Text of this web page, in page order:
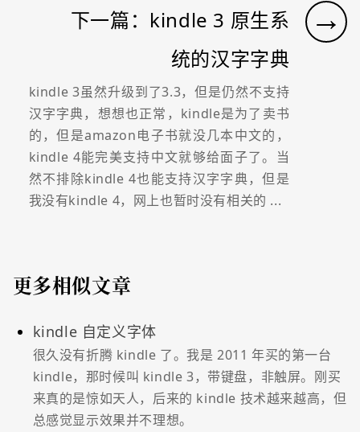
→
下一篇：kindle 3 原生系
统的汉字字典
kindle 3虽然升级到了3.3，但是仍然不支持
汉字字典，想想也正常，kindle是为了卖书
的，但是amazon电子书就没几本中文的，
kindle 4能完美支持中文就够给面子了。当
然不排除kindle 4也能支持汉字字典，但是
我没有kindle 4，网上也暂时没有相关的 ...
更多相似文章
kindle 自定义字体
很久没有折腾 kindle 了。我是 2011 年买的第一台
kindle，那时候叫 kindle 3，带键盘，非触屏。刚买
来真的是惊如天人，后来的 kindle 技术越来越高，但
总感觉显示效果并不理想。